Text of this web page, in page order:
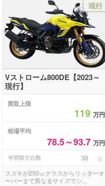
現行
Vストローム800DE【2023～
現行】
買取上限
119万円
相場平均
78.5～93.7万円
年間取引台数 38 台
スズキが250㏄クラスからリッターオ
ーバーまで異なるサイズでシ...